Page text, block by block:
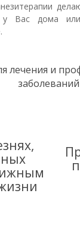
у Вас дома
лечения и
заболеваний